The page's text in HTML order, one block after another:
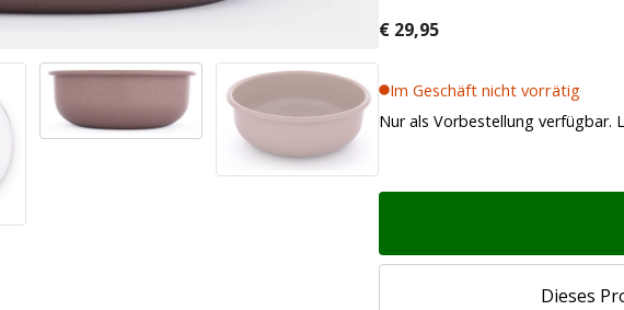
€ 29,95
Im Geschäft nicht vorrätig
Nur als Vorbestellung verfügbar.
Dieses